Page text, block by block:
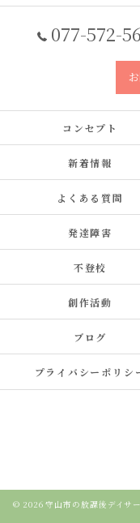
077-572-
コンセプト
新着情報
よくある質問
発達障害
不登校
創作活動
ブログ
プライバシーポリシ
© 2026 守山市の放課後デイサ